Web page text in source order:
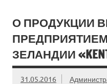
О ПРОДУКЦИИ
ЗЕЛАНДИИ
31.05.2016